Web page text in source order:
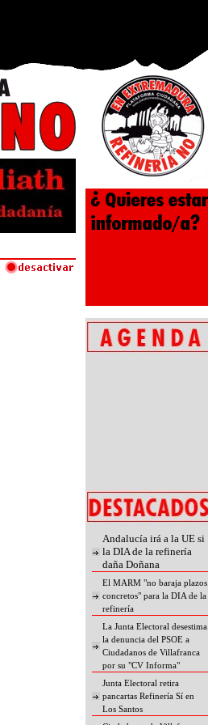
Andalucía irá a la UE si
la DIA de la refinería
daña Doñana
El MARM "no baraja plazos
concretos" para la DIA de la
refinería
La Junta Electoral desestima
la denuncia del PSOE a
Ciudadanos de Villafranca
por su "CV Informa"
Junta Electoral retira
pancartas Refinería Sí en
Los Santos